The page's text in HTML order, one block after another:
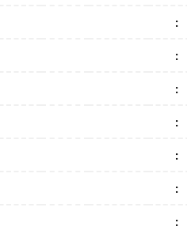
:
:
:
:
:
:
:
:
:
:
:
:
:
: